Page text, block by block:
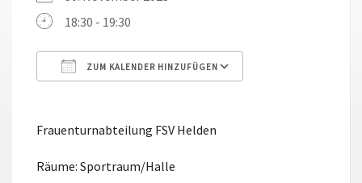
18:30 - 19:30
ZUM KALENDER HINZUFÜGEN
Frauenturnabteilung FSV Helden
Räume: Sportraum/Halle